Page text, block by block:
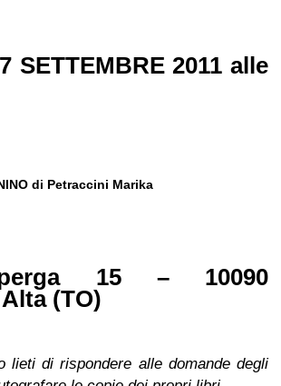
SETTEMBRE 2011 alle
di Petraccini Marika
15 – 10090
(TO)
lieti di rispondere alle domande degli